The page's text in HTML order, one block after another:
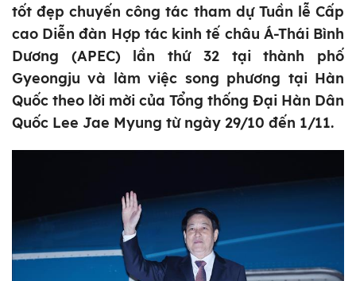
tốt đẹp chuyến công tác tham dự Tuần lễ Cấp
cao Diễn đàn Hợp tác kinh tế châu Á-Thái Bình
Dương (APEC) lần thứ 32 tại thành phố
Gyeongju và làm việc song phương tại Hàn
Quốc theo lời mời của Tổng thống Đại Hàn Dân
Quốc Lee Jae Myung từ ngày 29/10 đến 1/11.